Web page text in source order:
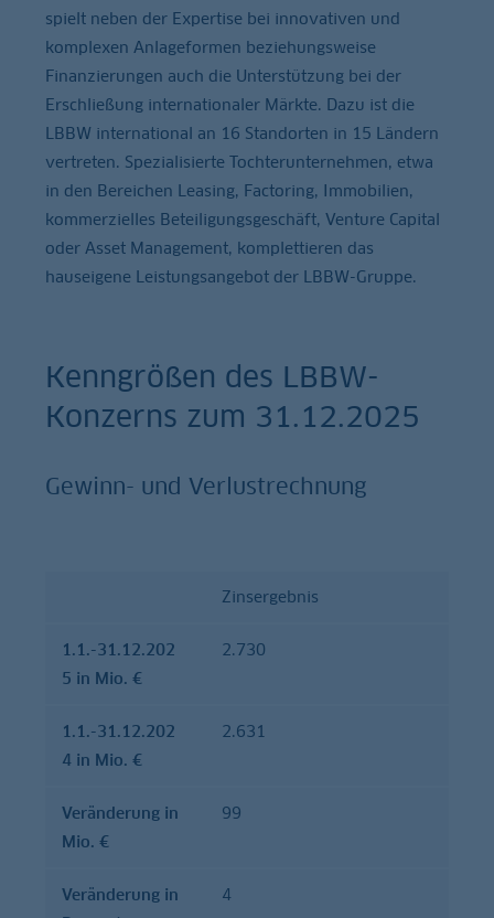
spielt neben der Expertise bei innovativen und
komplexen Anlageformen beziehungsweise
Finanzierungen auch die Unterstützung bei der
Erschließung internationaler Märkte. Dazu ist die
LBBW international an 16 Standorten in 15 Ländern
vertreten. Spezialisierte Tochterunternehmen, etwa
in den Bereichen Leasing, Factoring, Immobilien,
kommerzielles Beteiligungsgeschäft, Venture Capital
oder Asset Management, komplettieren das
hauseigene Leistungsangebot der LBBW-Gruppe.
Kenngrößen des LBBW-
Konzerns zum 31.12.2025
Gewinn- und Verlustrechnung
in Mio. €
Zinsergebnis
1.1.-31.12.202
5 in Mio. €
2.730
1.1.-31.12.202
4 in Mio. €
2.631
Verände­rung in
Mio. €
99
Verände­rung in
4